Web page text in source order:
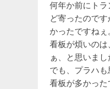
何年か前にト
ど寄ったので
かったですねぇ
看板が煩いの
ぁ、と思いまし
でも、プラハ
看板が多かった